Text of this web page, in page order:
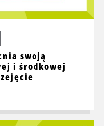
swoją
i środkowej